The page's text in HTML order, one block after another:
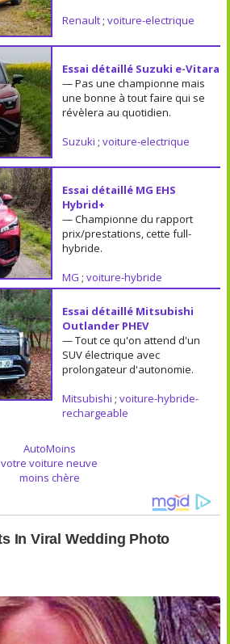
Renault; voiture-electrique
Essai détaillé Suzuki e-Vitara
— Pas une championne mais
une bonne à tout faire qui se
révèlera au quotidien.
Suzuki ; voiture-electrique
Essai détaillé MG EHS
Hybrid+
— Championne du rapport
prix/prestations, cette full-
hybride.
MG ; voiture-hybride
Essai détaillé Mitsubishi
Outlander PHEV
— Tout ce qu'on attend d'un
SUV électrique avec
prolongateur d'autonomie.
Mitsubishi ; voiture-hybride-
rechargeable
AutoMoins
votre voiture neuve
moins chère